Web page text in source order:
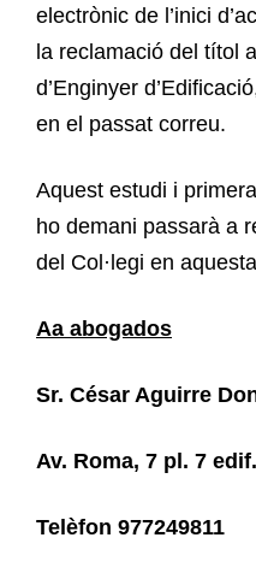
electrònic de l’inici
la reclamació del títol
d’Enginyer
en el passat correu.
Aquest estudi i
ho demani passarà a
del Col·legi en
Aa abogados
Sr. César Aguirre
Av. Roma, 7 pl. 7
Telèfon 977249811